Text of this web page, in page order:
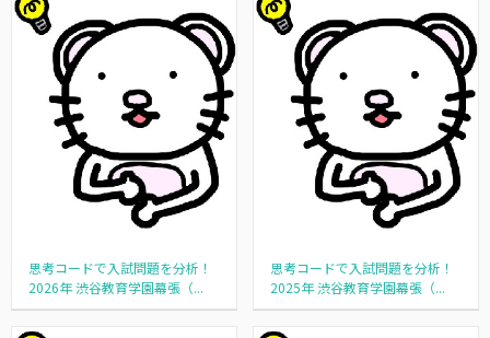
思考コードで入試問題を分析！
2026年 渋谷教育学園幕張（...
思考コードで入試問題を分析！
2025年 渋谷教育学園幕張（...